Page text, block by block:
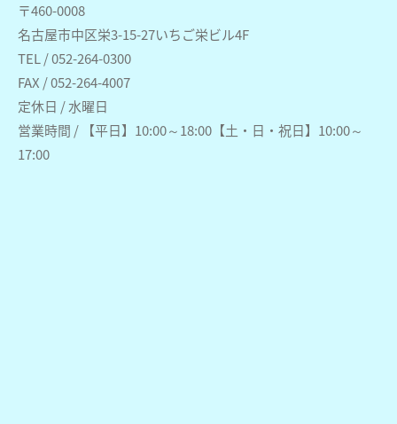
〒460-0008
名古屋市中区栄3-15-27いちご栄ビル4F
TEL / 052-264-0300
FAX / 052-264-4007
定休日 / 水曜日
営業時間 / 【平日】10:00～18:00【土・日・祝日】10:00～
17:00